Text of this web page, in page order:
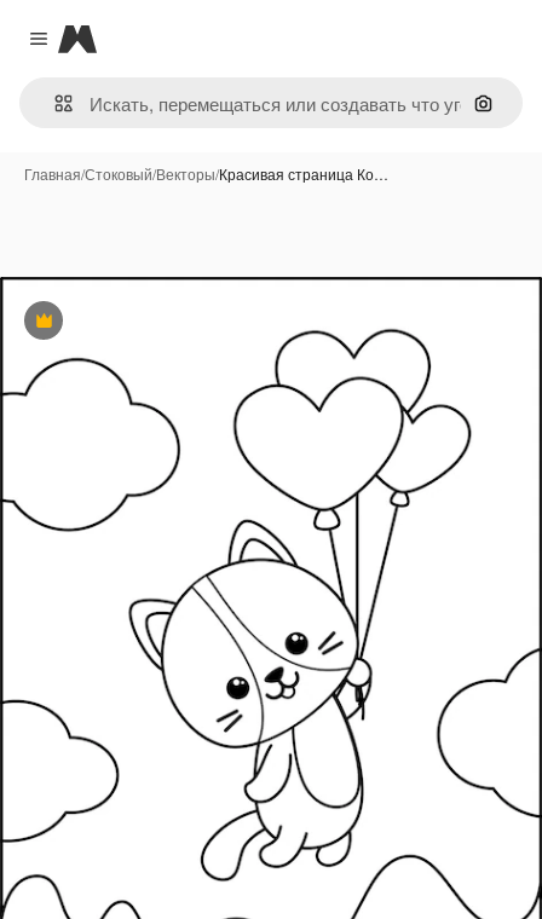
Close menu
Magnific
Поиск
Главная/Стоковый/Векторы/Красивая страница Ко…
Премиум